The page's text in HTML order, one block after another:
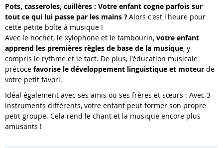
Pots, casseroles, cuillères : Votre enfant cogne parfois sur
tout ce qui lui passe par les mains ?Alors c'est l'heure pour
cette petite boîte à musique !
Avec le hochet, le xylophone et le tambourin, votre enfant
apprend les premières règles de base de la musique, y
compris le rythme et le tact. De plus, l'éducation musicale
précoce favorise le développement linguistique et moteur de
votre petit favori.
Idéal également avec ses amis ou ses frères et sœurs : Avec 3
instruments différents, votre enfant peut former son propre
petit groupe. Cela rend le chant et la musique encore plus
amusants !